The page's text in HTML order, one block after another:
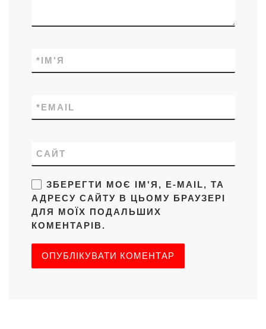
ІМ'Я
*
EMAIL
*
САЙТ
ЗБЕРЕГТИ МОЄ ІМ'Я, E-MAIL, ТА
АДРЕСУ САЙТУ В ЦЬОМУ БРАУЗЕРІ
ДЛЯ МОЇХ ПОДАЛЬШИХ
КОМЕНТАРІВ.